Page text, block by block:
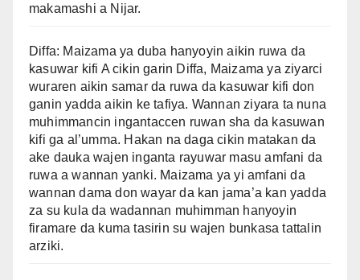
makamashi a Nijar.
Diffa: Maizama ya duba hanyoyin aikin ruwa da
kasuwar kifi A cikin garin Diffa, Maizama ya ziyarci
wuraren aikin samar da ruwa da kasuwar kifi don
ganin yadda aikin ke tafiya. Wannan ziyara ta nuna
muhimmancin ingantaccen ruwan sha da kasuwan
kifi ga al’umma. Hakan na daga cikin matakan da
ake dauka wajen inganta rayuwar masu amfani da
ruwa a wannan yanki. Maizama ya yi amfani da
wannan dama don wayar da kan jama’a kan yadda
za su kula da wadannan muhimman hanyoyin
firamare da kuma tasirin su wajen bunkasa tattalin
arziki.